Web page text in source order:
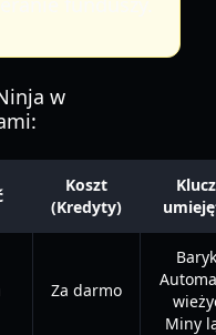
w
Koszt
(Kredyty)
Za darmo
Miny